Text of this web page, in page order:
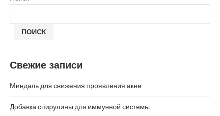
ПОИСК
Свежие записи
Миндаль для снижения проявления акне
Добавка спирулины для иммунной системы